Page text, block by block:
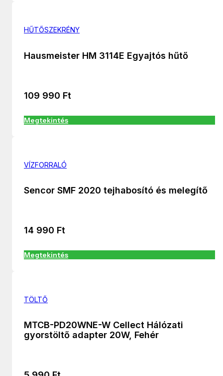
HŰTŐSZEKRÉNY
Hausmeister HM 3114E Egyajtós hűtő
109 990 Ft
Megtekintés
VÍZFORRALÓ
Sencor SMF 2020 tejhabosító és melegítő
14 990 Ft
Megtekintés
TÖLTŐ
MTCB-PD20WNE-W Cellect Hálózati
gyorstöltő adapter 20W, Fehér